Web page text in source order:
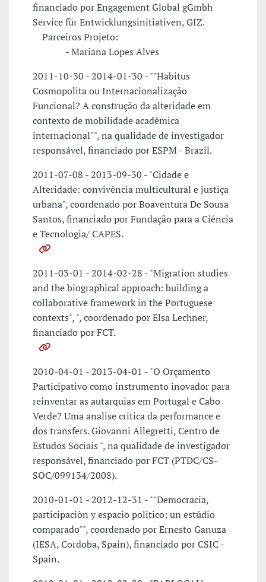
financiado por Engagement Global gGmbh
Service für Entwicklungsinitiativen, GIZ.
Parceiros Projeto:
- Mariana Lopes Alves
2011-10-30 - 2014-01-30 - ""Habitus
Cosmopolita ou Internacionalização
Funcional? A construção da alteridade em
contexto de mobilidade acadêmica
internacional"", na qualidade de investigador
responsável, financiado por ESPM - Brazil.
2011-07-08 - 2013-09-30 - "Cidade e
Alteridade: convivência multicultural e justiça
urbana", coordenado por Boaventura De Sousa
Santos, financiado por Fundação para a Ciência
e Tecnologia/ CAPES.
2011-03-01 - 2014-02-28 - "Migration studies
and the biographical approach: building a
collaborative framework in the Portuguese
contexts", ", coordenado por Elsa Lechner,
financiado por FCT.
2010-04-01 - 2013-04-01 - "O Orçamento
Participativo como instrumento inovador para
reinventar as autarquias em Portugal e Cabo
Verde? Uma analise critica da performance e
dos transfers. Giovanni Allegretti, Centro de
Estudos Sociais ", na qualidade de investigador
responsável, financiado por FCT (PTDC/CS-
SOC/099134/2008).
2010-01-01 - 2012-12-31 - ""Democracia,
participaciòn y espacio politico: un estúdio
comparado"", coordenado por Ernesto Ganuza
(IESA, Cordoba, Spain), financiado por CSIC -
Spain.